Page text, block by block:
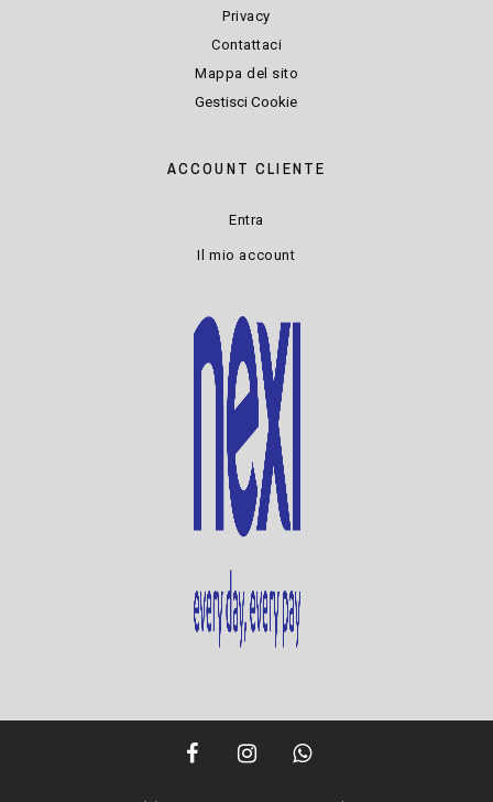
Privacy
Contattaci
Mappa del sito
Gestisci Cookie
ACCOUNT CLIENTE
Entra
Il mio account